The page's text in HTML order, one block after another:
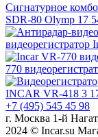
Сигнатурное
SDR-80 Olymp 17
видеорегистратор
770
INCAR VR-418 3
+7 (495) 545 45 98
г. Москва 1-й
2024 © Incar.su